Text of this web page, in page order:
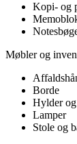
Kopi- og
Møbler og
Borde
Hylder
Lamper
Stole og